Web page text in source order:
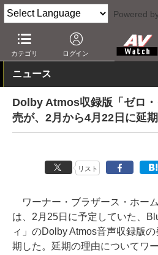
Powered
カテゴリ ログイン
AV Watch コンテンツ・サービス
ニュース
Dolby Atmos収録版「ゼロ
売が、2月から4月22日に延期
リスト
ワーナー・ブラザース・ホー
は、2月25日に予定していた、
ィ」のDolby Atmos音声収録版
期した。延期の理由についてワ